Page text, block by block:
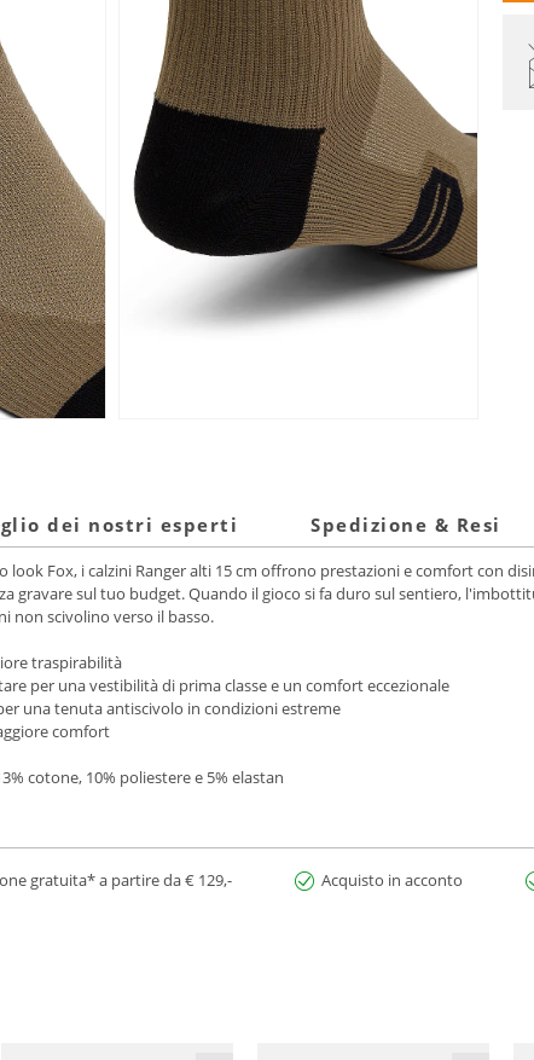
dei nostri esperti Spedizione & Resi
look Fox, i calzini Ranger alti 15 cm offrono prestazioni e comfort con
gravare sul tuo budget. Quando il gioco si fa duro sul sentiero,
non scivolino verso il basso.
traspirabilità
per una vestibilità di prima classe e un comfort eccezionale
una tenuta antiscivolo in condizioni estreme
comfort
cotone, 10% poliestere e 5% elastan
gratuita* a partire da € 129,- Acquisto in acconto